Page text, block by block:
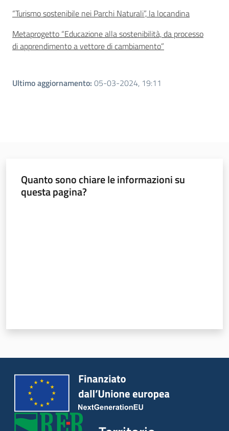
“Turismo sostenibile nei Parchi Naturali”, la locandina
Metaprogetto “Educazione alla sostenibilità, da processo
di apprendimento a vettore di cambiamento”
Ultimo aggiornamento: 05-03-2024, 19:11
Quanto sono chiare le informazioni su
questa pagina?